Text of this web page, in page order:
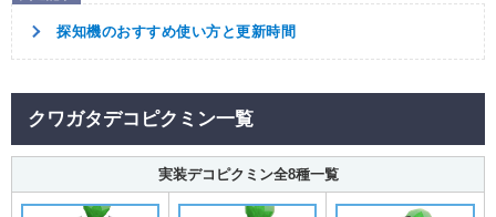
探知機のおすすめ使い方と更新時間
クワガタデコピクミン一覧
実装デコピクミン全8種一覧